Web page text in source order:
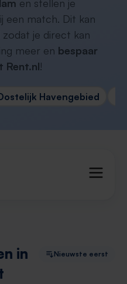
en stellen je
een match. Dit kan
zodat je direct kan
meer en bespaar
Rent.nl!
Havengebied
in
Nieuwste eerst